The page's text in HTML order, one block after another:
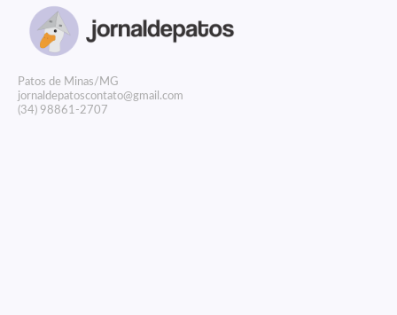
Patos de Minas/MG
jornaldepatoscontato@gmail.com
(34) 98861-2707